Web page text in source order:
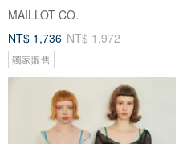
MAILLOT CO.
NT$ 1,736 NT$ 1,972
獨家販售